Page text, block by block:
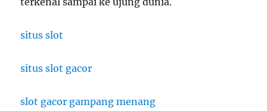
situs slot
situs slot gacor
slot gacor gampang menang